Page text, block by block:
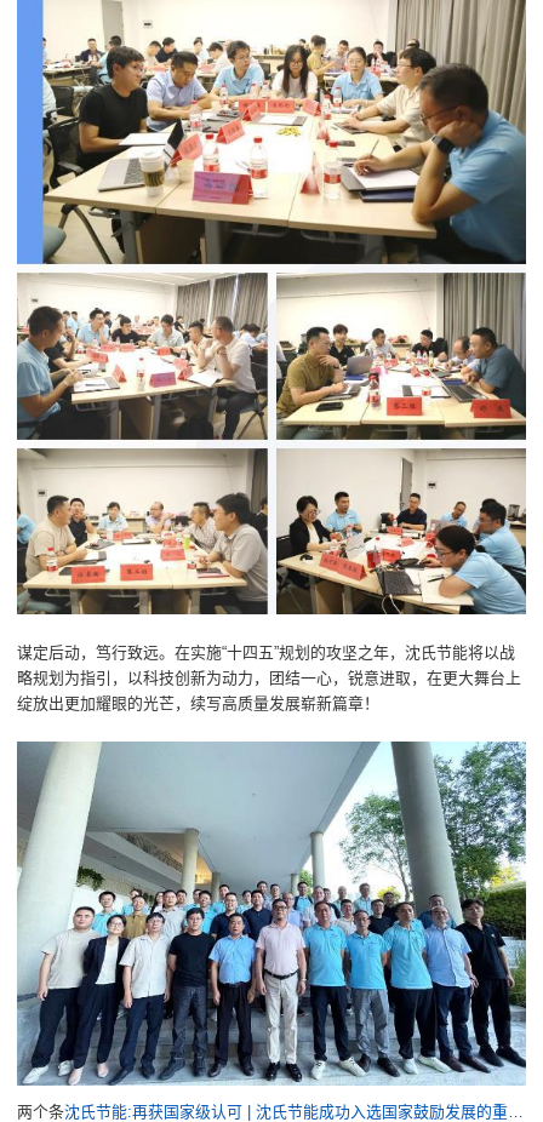
谋定后动，笃行致远。在实施“十四五”规划的攻坚之年，沈氏节能将以战
略规划为指引，以科技创新为动力，团结一心，锐意进取，在更大舞台上
绽放出更加耀眼的光芒，续写高质量发展崭新篇章！
两个条